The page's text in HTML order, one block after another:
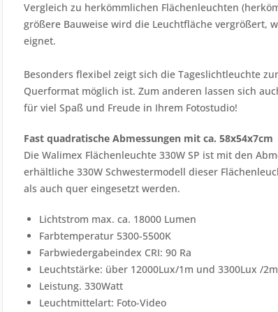
Vergleich zu herkömmlichen Flächenleuchten
größere Bauweise wird die Leuchtfläche vergrößert,
eignet.
Besonders flexibel zeigt sich die Tageslichtleuchte
Querformat möglich ist. Zum anderen lassen sich
für viel Spaß und Freude in Ihrem Fotostudio!
Fast quadratische Abmessungen mit ca. 58x54x7cm
Die Walimex Flächenleuchte 330W SP ist mit den
erhältliche 330W Schwestermodell dieser
als auch quer eingesetzt werden.
Lichtstrom max. ca. 18000 Lumen
Farbtemperatur 5300-5500K
Farbwiedergabeindex CRI: 90 Ra
Leuchtstärke: über 12000Lux/1m und 3300Lux /2m
Leistung. 330Watt
Leuchtmittelart: Foto-Video